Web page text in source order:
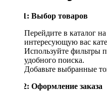
Шаг 1: Выбор товаров
Перейдите в каталог
интересующую вас
Используйте фильтры
удобного поиска.
Добавьте выбранные
Шаг 2: Оформление заказа